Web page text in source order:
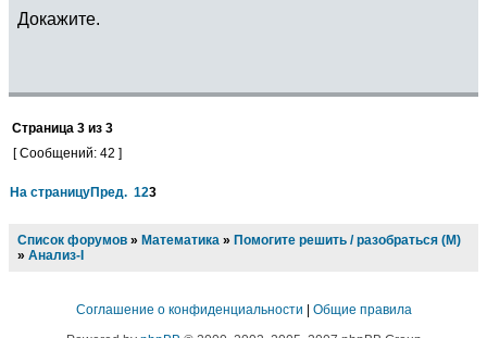
Докажите.
Страница 3 из 3
[ Сообщений: 42 ]
На страницуПред. 123
Список форумов » Математика » Помогите решить / разобраться (М)
» Анализ-I
Соглашение о конфиденциальности
Общие правила